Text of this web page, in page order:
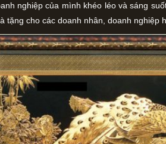
nghiệp của mình khéo léo và sáng
tặng cho các doanh nhân, doanh nghiệp